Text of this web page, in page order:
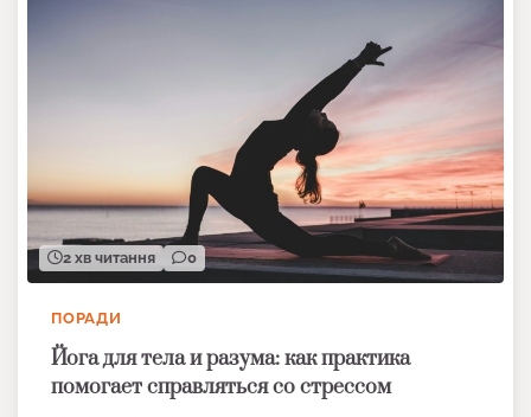
2 хв читання 0
ПОРАДИ
Йога для тела и разума: как практика
помогает справляться со стрессом